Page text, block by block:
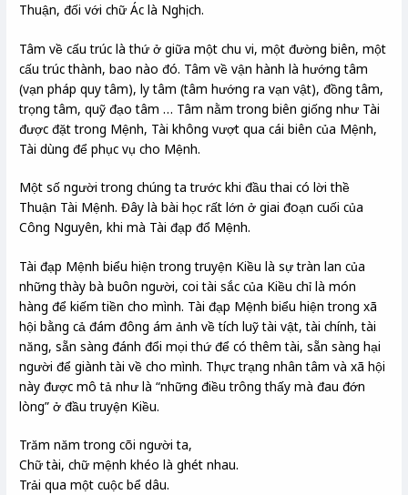
Thuận, đối với chữ Ác là Nghịch.
Tâm về cấu trúc là thứ ở giữa một chu vi, một đường biên, một
cấu trúc thành, bao nào đó. Tâm về vận hành là hướng tâm
(vạn pháp quy tâm), ly tâm (tâm hướng ra vạn vật), đồng tâm,
trọng tâm, quỹ đạo tâm … Tâm nằm trong biên giống như Tài
được đặt trong Mệnh, Tài không vượt qua cái biên của Mệnh,
Tài dùng để phục vụ cho Mệnh.
Một số người trong chúng ta trước khi đầu thai có lời thề
Thuận Tài Mệnh. Đây là bài học rất lớn ở giai đoạn cuối của
Công Nguyên, khi mà Tài đạp đổ Mệnh.
Tài đạp Mệnh biểu hiện trong truyện Kiều là sự tràn lan của
những thày bà buôn người, coi tài sắc của Kiều chỉ là món
hàng để kiếm tiền cho mình. Tài đạp Mệnh biểu hiện trong xã
hội bằng cả đám đông ám ảnh về tích luỹ tài vật, tài chính, tài
năng, sẵn sàng đánh đổi mọi thứ để có thêm tài, sẵn sàng hại
người để giành tài về cho mình. Thực trạng nhân tâm và xã hội
này được mô tả như là “những điều trông thấy mà đau đớn
lòng” ở đầu truyện Kiều.
Trăm năm trong cõi người ta,
Chữ tài, chữ mệnh khéo là ghét nhau.
Trải qua một cuộc bể dâu.